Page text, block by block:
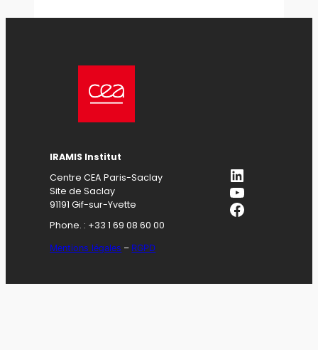
IRAMIS Institut
Centre CEA Paris-Saclay
Site de Saclay
91191 Gif-sur-Yvette
Phone. : +33 1 69 08 60 00
Mentions légales – RGPD
LinkedIn
YouTube
Facebook